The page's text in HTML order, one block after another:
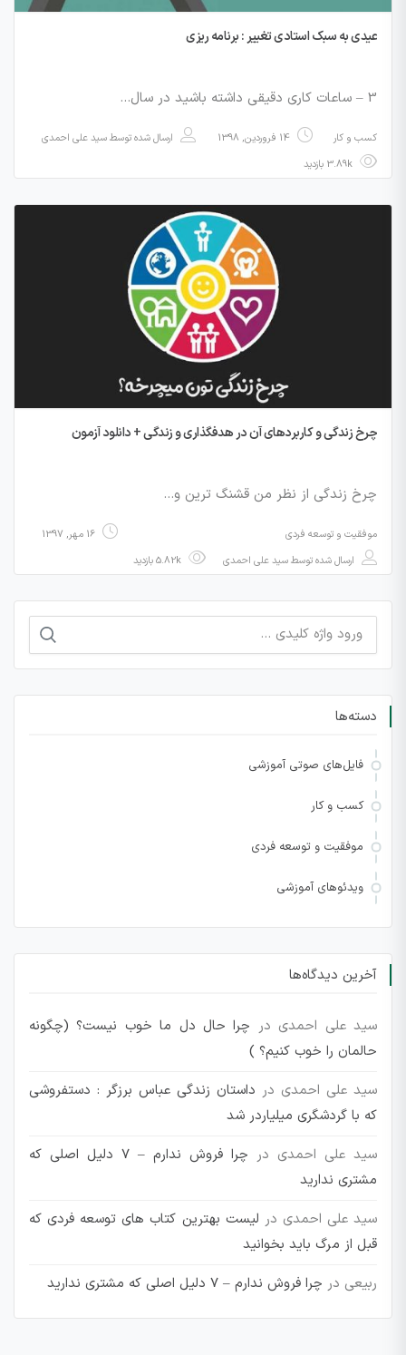
عیدی به سبک استادی تغییر : برنامه ریزی
3 – ساعات کاری دقیقی داشته باشید در سال…
کسب و کار 14 فروردین, 1398 ارسال شده توسطسید علی احمدی
چرخ زندگی و کاربردهای آن در هدفگذاری و زندگی + دانلود آزمون
چرخ زندگی از نظر من قشنگ ترین و…
موفقیت و توسعه فردی
16 مهر, 1397
ارسال شده توسطسید علی احمدی
جستجو
برای:
دسته‌ها
فایل‌های صوتی آموزشی
کسب و کار
موفقیت و توسعه فردی
ویدئوهای آموزشی
آخرین دیدگاه‌ها
سید علی احمدی در چرا حال دل ما خوب نیست؟ (چگونه
حالمان را خوب کنیم؟ )
سید علی احمدی در داستان زندگی عباس برزگر : دستفروشی
که با گردشگری میلیاردر شد
سید علی احمدی در
چرا فروش ندارم – 7 دلیل اصلی که
مشتری ندارید
سید علی احمدی در لیست بهترین کتاب های توسعه فردی که
قبل از مرگ باید بخوانید
ربیعی در چرا فروش ندارم – 7 دلیل اصلی که مشتری ندارید